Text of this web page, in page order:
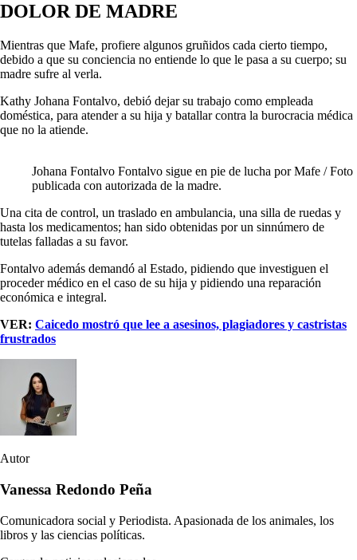
DOLOR DE MADRE
Mientras que Mafe, profiere algunos gruñidos cada cierto tiempo,
debido a que su conciencia no entiende lo que le pasa a su cuerpo; su
madre sufre al verla.
Kathy Johana Fontalvo, debió dejar su trabajo como empleada
doméstica, para atender a su hija y batallar contra la burocracia médica
que no la atiende.
Johana Fontalvo Fontalvo sigue en pie de lucha por Mafe / Foto
publicada con autorizada de la madre.
Una cita de control, un traslado en ambulancia, una silla de ruedas y
hasta los medicamentos; han sido obtenidas por un sinnúmero de
tutelas falladas a su favor.
Fontalvo además demandó al Estado, pidiendo que investiguen el
proceder médico en el caso de su hija y pidiendo una reparación
económica e integral.
VER: Caicedo mostró que lee a asesinos, plagiadores y castristas
frustrados
Autor
Vanessa Redondo Peña
Comunicadora social y Periodista. Apasionada de los animales, los
libros y las ciencias políticas.